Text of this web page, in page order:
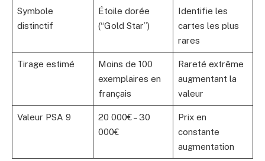
Symbole
distinctif
Étoile dorée
(“Gold Star”)
Identifie les
cartes les plus
rares
Tirage estimé
Moins de 100
exemplaires en
français
Rareté extrême
augmentant la
valeur
Valeur PSA 9
20 000€ – 30
000€
Prix en
constante
augmentation